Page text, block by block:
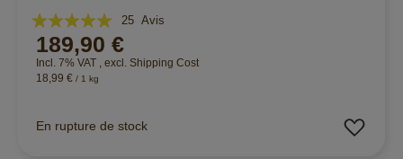
Évaluation:
99%
25 Avis
189,90 €
Incl. 7% VAT , excl. Shipping Cost
18,99 € / 1 kg
En rupture de stock